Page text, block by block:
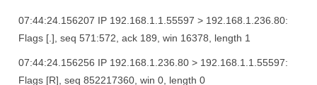
07:44:24.156207 IP 192.168.1.1.55597 > 192.168.1.236.80:
Flags [.], seq 571:572, ack 189, win 16378, length 1
07:44:24.156256 IP 192.168.1.236.80 > 192.168.1.1.55597:
Flags [R], seq 852217360, win 0, length 0